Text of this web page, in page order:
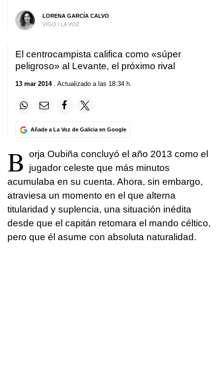
LORENA GARCÍA CALVO
VIGO / LA VOZ
El centrocampista califica como «súper
peligroso» al Levante, el próximo rival
13 mar 2014. Actualizado a las 18:34 h.
Añade a La Voz de Galicia en Google
B orja Oubiña concluyó el año 2013 como el
jugador celeste que más minutos
acumulaba en su cuenta. Ahora, sin embargo,
atraviesa un momento en el que alterna
titularidad y suplencia, una situación inédita
desde que el capitán retomara el mando céltico,
pero que él asume con absoluta naturalidad.